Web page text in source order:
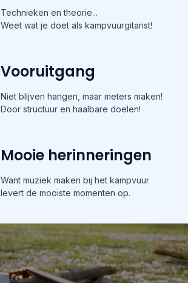
Technieken en theorie...
Weet wat je doet als kampvuurgitarist!
Vooruitgang
Niet blijven hangen, maar meters maken!
Door structuur en haalbare doelen!
Mooie herinneringen
Want muziek maken bij het kampvuur
levert de mooiste momenten op.